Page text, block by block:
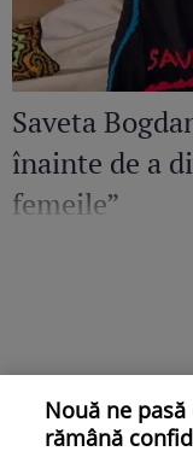
Saveta
înainte de a
femeile”
Nouă ne
rămână